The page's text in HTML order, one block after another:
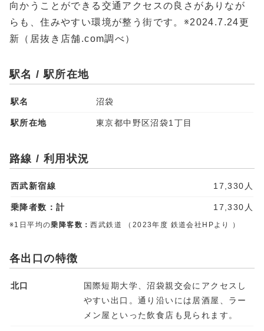
向かうことができる交通アクセスの良さがありなが
らも、住みやすい環境が整う街です。※2024.7.24更
新（居抜き店舗.com調べ）
駅名 / 駅所在地
駅名 沼袋
駅所在地 東京都中野区沼袋1丁目
路線 / 利用状況
西武新宿線 17,330人
乗降者数：計 17,330人
※1日平均の乗降客数：西武鉄道 （2023年度 鉄道会社HPより ）
各出口の特徴
北口
国際短期大学、沼袋親交会にアクセスし
やすい出口。通り沿いには居酒屋、ラー
メン屋といった飲食店も見られます。